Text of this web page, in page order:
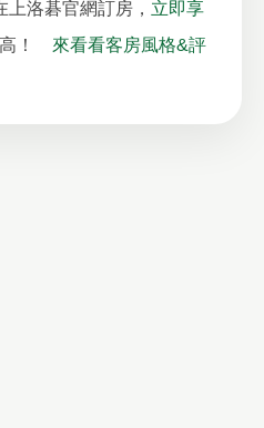
洛碁官網訂房， 立即享
高！ 來看看客房風格&評